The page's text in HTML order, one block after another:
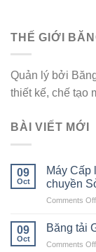
THẾ GIỚI
Quản lý bởi
thiết kế, chế tạo
BÀI VIẾT MỚI
09
Oct
Máy Cấp
chuyền
Comments Off
09
Oct
Băng tải
Comments Off